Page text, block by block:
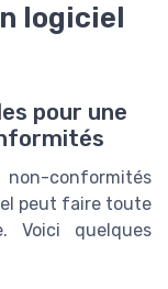
logiciel
pour une
conformités
peut faire toute
Voici quelques